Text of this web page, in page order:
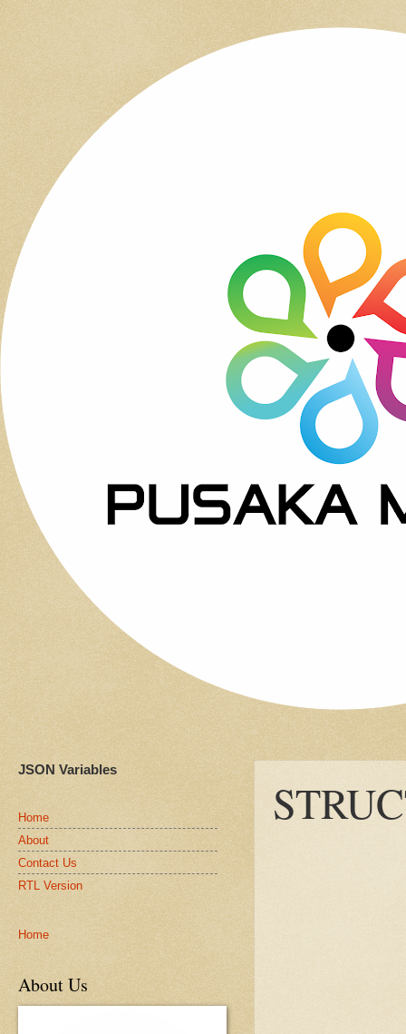
JSON Variables
Home
About
Contact Us
RTL Version
Home
About Us